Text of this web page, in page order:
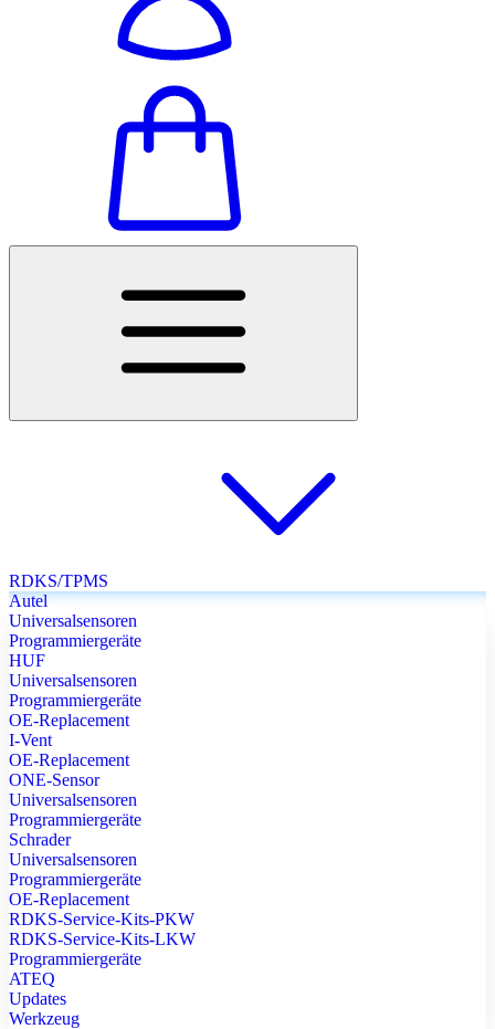
RDKS/TPMS
Autel
Universalsensoren
Programmiergeräte
HUF
Universalsensoren
Programmiergeräte
OE-Replacement
I-Vent
OE-Replacement
ONE-Sensor
Universalsensoren
Programmiergeräte
Schrader
Universalsensoren
Programmiergeräte
OE-Replacement
RDKS-Service-Kits-PKW
RDKS-Service-Kits-LKW
Programmiergeräte
ATEQ
Updates
Werkzeug